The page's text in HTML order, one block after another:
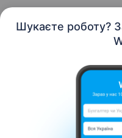
Шукаєте роботу?